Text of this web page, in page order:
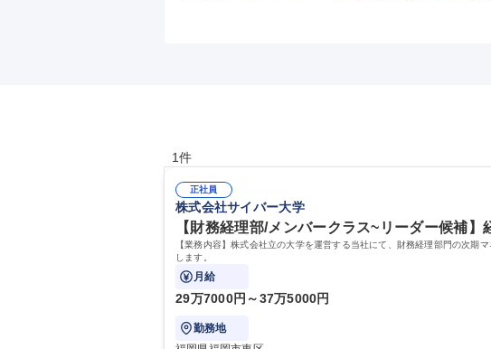
1件
正社員
株式会社サイバー大学
【財務経理部/メンバークラス~リーダー候補
【業務内容】株式会社立の大学を運営する当社にて、財務経理部門の次
します。
月給
29万7000円～37万5000円
勤務地